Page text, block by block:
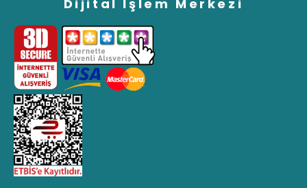
Dijital İşlem Merkezi